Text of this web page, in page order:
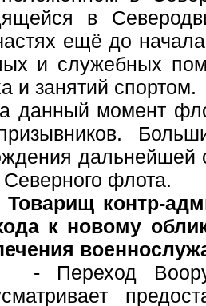
в
ещё до
и служебных
и занятий спортом.
момент
дальнейшей
Северного флота.
Товарищ контр-
к новому